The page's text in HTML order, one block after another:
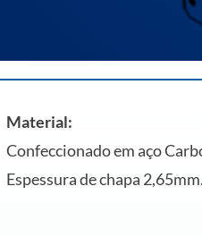
Material:
Confeccionado em aço
Espessura de chapa 2,65mm.